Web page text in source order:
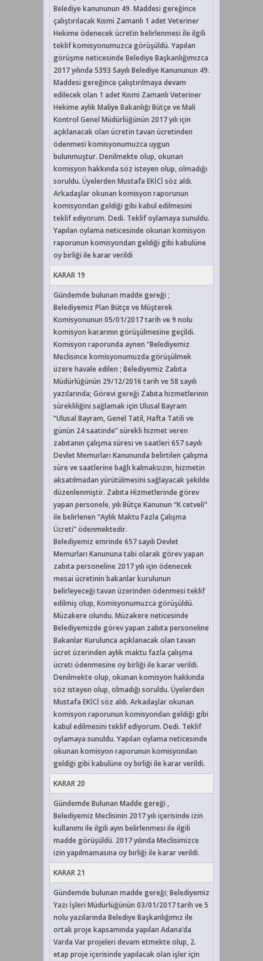
Belediye kanununun 49. Maddesi gereğince
çalıştırılacak Kısmi Zamanlı 1 adet Veteriner
Hekime ödenecek ücretin belirlenmesi ile ilgili
teklif komisyonumuzca görüşüldü. Yapılan
görüşme neticesinde Belediye Başkanlığımızca
2017 yılında 5393 Sayılı Belediye Kanununun 49.
Maddesi gereğince çalıştırılmaya devam
edilecek olan 1 adet Kısmi Zamanlı Veteriner
Hekime aylık Maliye Bakanlığı Bütçe ve Mali
Kontrol Genel Müdürlüğünün 2017 yılı için
açıklanacak olan ücretin tavan ücretinden
ödenmesi komisyonumuzca uygun
bulunmuştur. Denilmekte olup, okunan
komisyon hakkında söz isteyen olup, olmadığı
soruldu. Üyelerden Mustafa EKİCİ söz aldı.
Arkadaşlar okunan komisyon raporunun
komisyondan geldiği gibi kabul edilmesini
teklif ediyorum. Dedi. Teklif oylamaya sunuldu.
Yapılan oylama neticesinde okunan komisyon
raporunun komisyondan geldiği gibi kabulüne
oy birliği ile karar verildi
KARAR 19
Gündemde bulunan madde gereği ;
Belediyemiz Plan Bütçe ve Müşterek
Komisyonunun 05/01/2017 tarih ve 9 nolu
komisyon kararının görüşülmesine geçildi.
Komisyon raporunda aynen “Belediyemiz
Meclisince komisyonumuzda görüşülmek
üzere havale edilen ; Belediyemiz Zabıta
Müdürlüğünün 29/12/2016 tarih ve 58 sayılı
yazılarında; Görevi gereği Zabıta hizmetlerinin
sürekliliğini sağlamak için Ulusal Bayram
“Ulusal Bayram, Genel Tatil, Hafta Tatili ve
günün 24 saatinde” sürekli hizmet veren
zabıtanın çalışma süresi ve saatleri 657 sayılı
Devlet Memurları Kanununda belirtilen çalışma
süre ve saatlerine bağlı kalmaksızın, hizmetin
aksatılmadan yürütülmesini sağlayacak şekilde
düzenlenmiştir. Zabıta Hizmetlerinde görev
yapan personele, yılı Bütçe Kanunun “K cetveli”
ile belirlenen “Aylık Maktu Fazla Çalışma
Ücreti” ödenmektedir.
Belediyemiz emrinde 657 sayılı Devlet
Memurları Kanununa tabi olarak görev yapan
zabıta personeline 2017 yılı için ödenecek
mesai ücretinin bakanlar kurulunun
belirleyeceği tavan üzerinden ödenmesi teklif
edilmiş olup, Komisyonumuzca görüşüldü.
Müzakere olundu. Müzakere neticesinde
Belediyemizde görev yapan zabıta personeline
Bakanlar Kurulunca açıklanacak olan tavan
ücret üzerinden aylık maktu fazla çalışma
ücreti ödenmesine oy birliği ile karar verildi.
Denilmekte olup, okunan komisyon hakkında
söz isteyen olup, olmadığı soruldu. Üyelerden
Mustafa EKİCİ söz aldı. Arkadaşlar okunan
komisyon raporunun komisyondan geldiği gibi
kabul edilmesini teklif ediyorum. Dedi. Teklif
oylamaya sunuldu. Yapılan oylama neticesinde
okunan komisyon raporunun komisyondan
geldiği gibi kabulüne oy birliği ile karar verildi.
KARAR 20
Gündemde Bulunan Madde gereği ,
Belediyemiz Meclisinin 2017 yılı içerisinde izin
kullanımı ile ilgili ayın belirlenmesi ile ilgili
madde görüşüldü. 2017 yılında Meclisimizce
izin yapılmamasına oy birliği ile karar verildi.
KARAR 21
Gündemde bulunan madde gereği; Belediyemiz
Yazı İşleri Müdürlüğünün 03/01/2017 tarih ve 5
nolu yazılarında Belediye Başkanlığımız ile
ortak proje kapsamında yapılan Adana’da
Varda Var projeleri devam etmekte olup, 2.
etap proje içerisinde yapılacak olan işler için